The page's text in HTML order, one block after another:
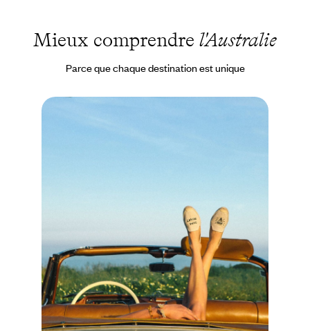
Mieux comprendre l'Australie
Parce que chaque destination est unique